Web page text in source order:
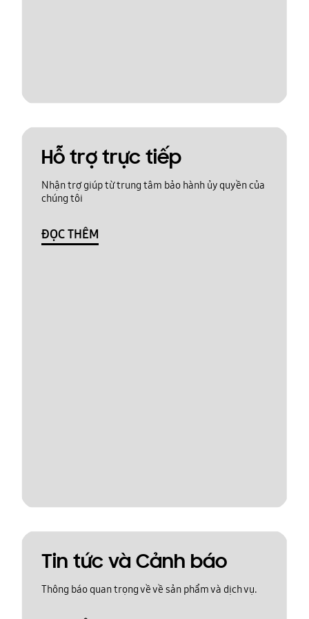
Hỗ trợ trực tiếp
Nhận trợ giúp từ trung tâm bảo hành ủy quyền của
chúng tôi
ĐỌC THÊM
Tin tức và Cảnh báo
Thông báo quan trọng về về sản phẩm và dịch vụ.